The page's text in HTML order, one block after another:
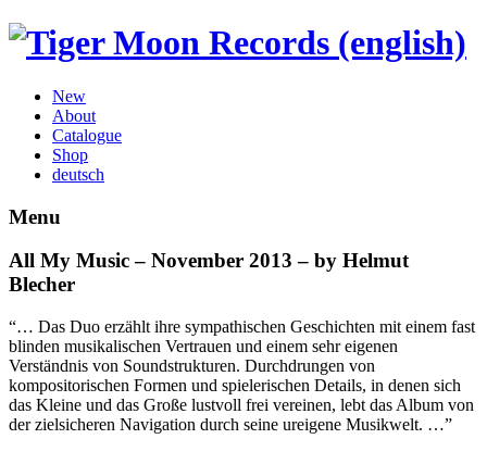
New
About
Catalogue
Shop
deutsch
Menu
All My Music – November 2013 – by Helmut
Blecher
“… Das Duo erzählt ihre sympathischen Geschichten mit einem fast
blinden musikalischen Vertrauen und einem sehr eigenen
Verständnis von Soundstrukturen. Durchdrungen von
kompositorischen Formen und spielerischen Details, in denen sich
das Kleine und das Große lustvoll frei vereinen, lebt das Album von
der zielsicheren Navigation durch seine ureigene Musikwelt. …”